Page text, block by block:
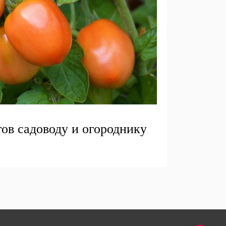
садоводу и огороднику